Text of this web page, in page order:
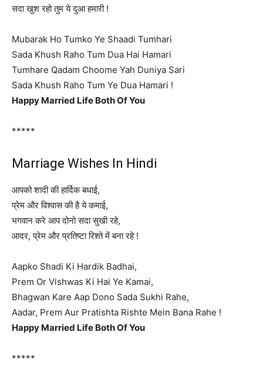
सदा खुश रहो तुम ये दुआ हमारी !
Mubarak Ho Tumko Ye Shaadi Tumhari
Sada Khush Raho Tum Dua Hai Hamari
Tumhare Qadam Choome Yah Duniya Sari
Sada Khush Raho Tum Ye Dua Hamari !
Happy Married Life Both Of You
*****
Marriage Wishes In Hindi
आपको शादी की हार्दिक बधाई,
प्रेम और विश्वास की है ये कमाई,
भगवान करे आप दोनो सदा सुखी रहे,
आदर, प्रेम और प्रतिष्टा रिश्ते में बना रहे !
Aapko Shadi Ki Hardik Badhai,
Prem Or Vishwas Ki Hai Ye Kamai,
Bhagwan Kare Aap Dono Sada Sukhi Rahe,
Aadar, Prem Aur Pratishta Rishte Mein Bana Rahe !
Happy Married Life Both Of You
*****